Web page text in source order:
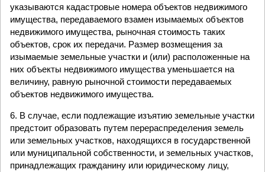
указываются кадастровые номера объектов недвижимого
имущества, передаваемого взамен изымаемых объектов
недвижимого имущества, рыночная стоимость таких
объектов, срок их передачи. Размер возмещения за
изымаемые земельные участки и (или) расположенные на
них объекты недвижимого имущества уменьшается на
величину, равную рыночной стоимости передаваемых
объектов недвижимого имущества.
6. В случае, если подлежащие изъятию земельные участки
предстоит образовать путем перераспределения земель
или земельных участков, находящихся в государственной
или муниципальной собственности, и земельных участков,
принадлежащих гражданину или юридическому лицу,